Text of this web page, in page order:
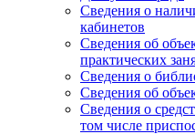
Сведения о
кабинетов
Сведения об
практических
Сведения о
Сведения об
Сведения о
том числе